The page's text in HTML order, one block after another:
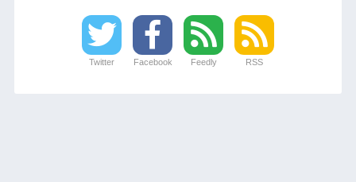
Twitter Facebook Feedly RSS